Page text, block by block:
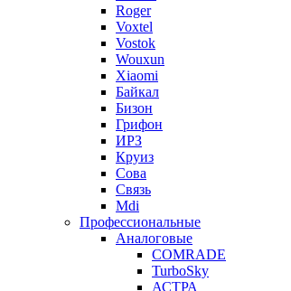
Roger
Voxtel
Vostok
Wouxun
Xiaomi
Байкал
Бизон
Грифон
ИРЗ
Круиз
Сова
Связь
Mdi
Профессиональные
Аналоговые
COMRADE
TurboSky
АСТРА